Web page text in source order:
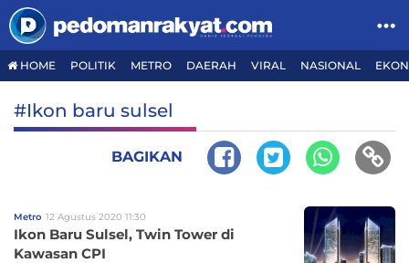
HOME POLITIK METRO DAERAH VIRAL NASIONAL
#Ikon baru sulsel
BAGIKAN
Metro 12 Agustus 2020 11:30
Ikon Baru Sulsel, Twin Tower di
Kawasan CPI